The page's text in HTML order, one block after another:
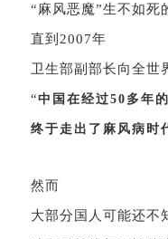
“麻风恶魔”生不如
直到2007年
卫生部副部长向全世
“中国在经过50多年
终于走出了麻风病时
然而
大部分国人可能还不